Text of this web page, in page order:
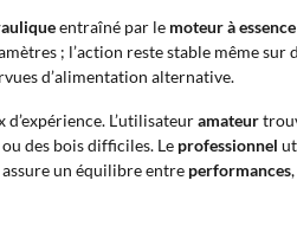
entraîné par le moteur à
; l’action reste stable même
d’alimentation alternative.
L’utilisateuramateur
des bois difficiles. Le professionnel
un équilibre entre performances